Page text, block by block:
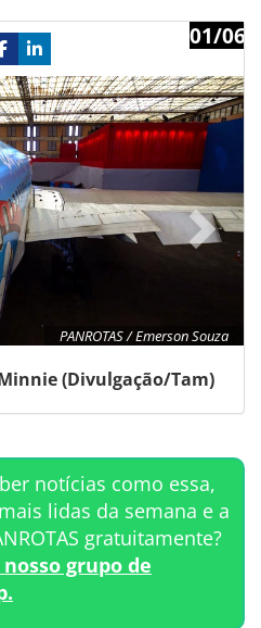
PANROTAS / Emerson Souza
01/06
(Divulgação/Tam)
notícias como essa,
lidas da semana e a
gratuitamente?
grupo de